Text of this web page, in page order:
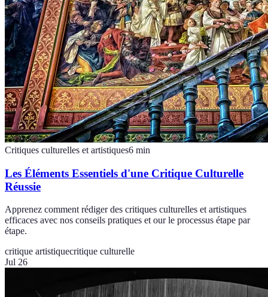
Critiques culturelles et artistiques6 min
Les Éléments Essentiels d'une Critique Culturelle
Réussie
Apprenez comment rédiger des critiques culturelles et artistiques
efficaces avec nos conseils pratiques et our le processus étape par
étape.
critique artistiquecritique culturelle
Jul 26